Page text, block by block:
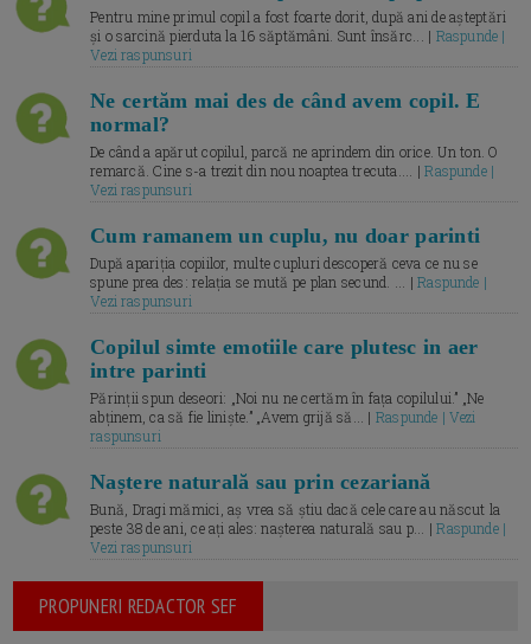
Pentru mine primul copil a fost foarte dorit, după ani de așteptări
și o sarcină pierduta la 16 săptămâni. Sunt însărc... | Raspunde |
Vezi raspunsuri
Ne certăm mai des de când avem copil. E
normal?
De când a apărut copilul, parcă ne aprindem din orice. Un ton. O
remarcă. Cine s-a trezit din nou noaptea trecuta.... |Raspunde |
Vezi raspunsuri
Cum ramanem un cuplu, nu doar parinti
După apariția copiilor, multe cupluri descoperă ceva ce nu se
spune prea des: relația se mută pe plan secund. ... |Raspunde |
Vezi raspunsuri
Copilul simte emotiile care plutesc in aer
intre parinti
Părinții spun deseori: „Noi nu ne certăm în fața copilului.” „Ne
abținem, ca să fie liniște.” „Avem grijă să... | Raspunde | Vezi
raspunsuri
Naștere naturală sau prin cezariană
Bună, Dragi mămici, aș vrea să știu dacă cele care au născut la
peste 38 de ani, ce ați ales: nașterea naturală sau p... |Raspunde |
Vezi raspunsuri
PROPUNERI REDACTOR SEF